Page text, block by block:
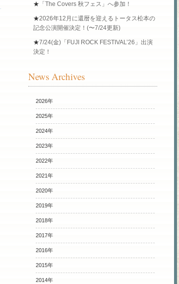
★ 「The Covers 秋フェス」へ参加！
★2026年12月に還暦を迎えるトータス松本の
記念公演開催決定！(〜7/24更新)
★7/24(金)「FUJI ROCK FESTIVAL’26」出演
決定！
News Archives
2026年
2025年
2024年
2023年
2022年
2021年
2020年
2019年
2018年
2017年
2016年
2015年
2014年